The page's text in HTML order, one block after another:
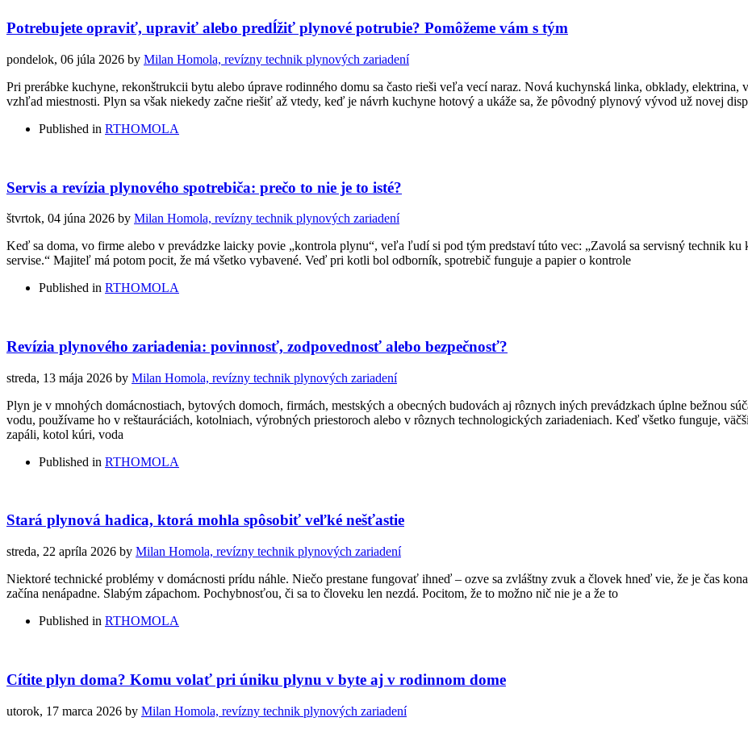
Potrebujete opraviť, upraviť alebo predĺžiť plynové potrubie? Pomôžeme vám s tým
pondelok, 06 júla 2026 by Milan Homola, revízny technik plynových zariadení
Pri prerábke kuchyne, rekonštrukcii bytu alebo úprave rodinného domu sa často rieši veľa vecí naraz. Nová kuchynská linka, obklady, elektrina,
vzhľad miestnosti. Plyn sa však niekedy začne riešiť až vtedy, keď je návrh kuchyne hotový a ukáže sa, že pôvodný plynový vývod už novej
Published in RTHOMOLA
Servis a revízia plynového spotrebiča: prečo to nie je to isté?
štvrtok, 04 júna 2026 by Milan Homola, revízny technik plynových zariadení
Keď sa doma, vo firme alebo v prevádzke laicky povie „kontrola plynu“, veľa ľudí si pod tým predstaví túto vec: „Zavolá sa servisný technik
servise.“ Majiteľ má potom pocit, že má všetko vybavené. Veď pri kotli bol odborník, spotrebič funguje a papier o kontrole
Published in RTHOMOLA
Revízia plynového zariadenia: povinnosť, zodpovednosť alebo bezpečnosť?
streda, 13 mája 2026 by Milan Homola, revízny technik plynových zariadení
Plyn je v mnohých domácnostiach, bytových domoch, firmách, mestských a obecných budovách aj rôznych iných prevádzkach úplne bežnou
vodu, používame ho v reštauráciách, kotolniach, výrobných priestoroch alebo v rôznych technologických zariadeniach. Keď všetko funguje,
zapáli, kotol kúri, voda
Published in RTHOMOLA
Stará plynová hadica, ktorá mohla spôsobiť veľké nešťastie
streda, 22 apríla 2026 by Milan Homola, revízny technik plynových zariadení
Niektoré technické problémy v domácnosti prídu náhle. Niečo prestane fungovať ihneď – ozve sa zvláštny zvuk a človek hneď vie, že je čas
začína nenápadne. Slabým zápachom. Pochybnosťou, či sa to človeku len nezdá. Pocitom, že to možno nič nie je a že to
Published in RTHOMOLA
Cítite plyn doma? Komu volať pri úniku plynu v byte aj v rodinnom dome
utorok, 17 marca 2026 by Milan Homola, revízny technik plynových zariadení